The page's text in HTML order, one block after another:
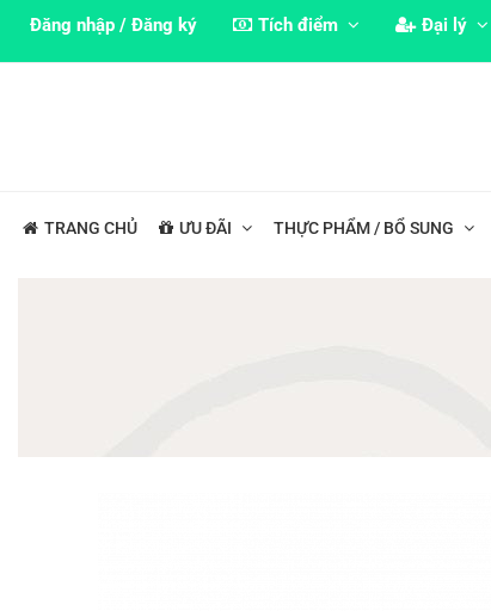
Đăng nhập / Đăng ký Tích điểm Đại lý
TRANG CHỦ ƯU ĐÃI THỰC PHẨM / BỔ SUNG